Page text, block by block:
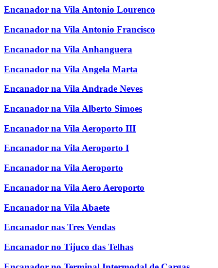
Encanador na Vila Antonio Lourenco
Encanador na Vila Antonio Francisco
Encanador na Vila Anhanguera
Encanador na Vila Angela Marta
Encanador na Vila Andrade Neves
Encanador na Vila Alberto Simoes
Encanador na Vila Aeroporto III
Encanador na Vila Aeroporto I
Encanador na Vila Aeroporto
Encanador na Vila Aero Aeroporto
Encanador na Vila Abaete
Encanador nas Tres Vendas
Encanador no Tijuco das Telhas